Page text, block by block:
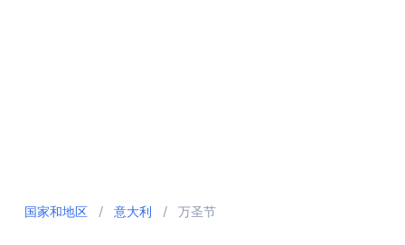
国家和地区 / 意大利 / 万圣节